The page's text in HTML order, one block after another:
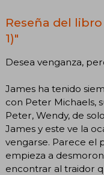
Reseña del
1)"
Desea venganza,
James ha tenido
con Peter Michaels,
Peter, Wendy, de
James y este ve la
vengarse. Parece el
empieza a
encontrar al traidor